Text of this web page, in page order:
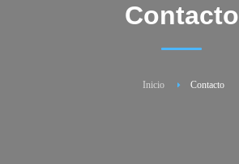
Contacto
Inicio Contacto